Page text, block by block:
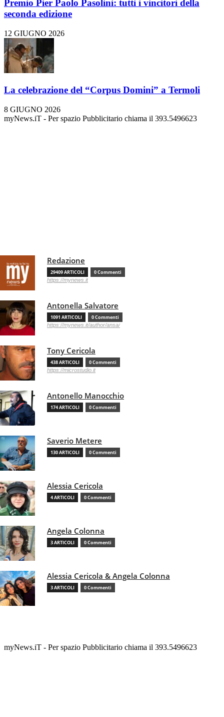
Premio Pier Paolo Pasolini: tutti i vincitori della
seconda edizione
12 GIUGNO 2026
La celebrazione del “Corpus Domini” a Termoli
8 GIUGNO 2026
myNews.iT - Per spazio Pubblicitario chiama il 393.5496623
Redazione
29409 ARTICOLI 0 Commenti
https://mynews.it
Antonella Salvatore
1091 ARTICOLI 0 Commenti
https://mynews.it/author/ansa/
Tony Cericola
438 ARTICOLI 0 Commenti
https://microstudio.it
Antonello Manocchio
174 ARTICOLI 0 Commenti
Saverio Metere
130 ARTICOLI 0 Commenti
Alessia Cericola
4 ARTICOLI 0 Commenti
Angela Colonna
3 ARTICOLI 0 Commenti
Alessia Cericola & Angela Colonna
3 ARTICOLI 0 Commenti
myNews.iT - Per spazio Pubblicitario chiama il 393.5496623